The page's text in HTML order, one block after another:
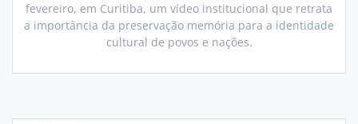
fevereiro, em Curitiba, um vídeo institucional que retrata
a importância da preservação memória para a identidade
cultural de povos e nações.